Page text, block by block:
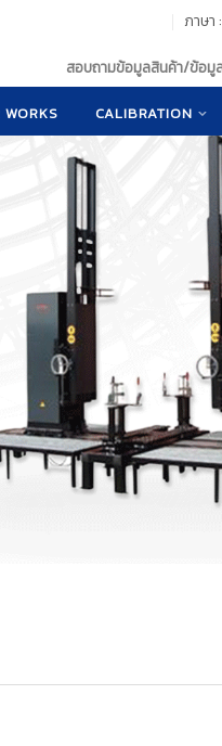
ภาษา :
สอบถามข้อมูลสินค้า/ข้อมูล
WORKS CALIBRATION